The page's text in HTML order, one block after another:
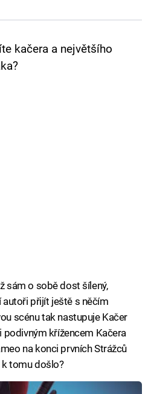
kačera a největšího
sám o sobě dost šílený,
přijít ještě s něčím
scénu tak nastupuje Kačer
podivným křížencem Kačera
na konci prvních Strážců
k tomu došlo?